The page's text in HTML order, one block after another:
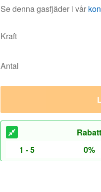
Se denna gasfjäder i vår
Kraft
Antal
Rabatt
1 - 5
0%